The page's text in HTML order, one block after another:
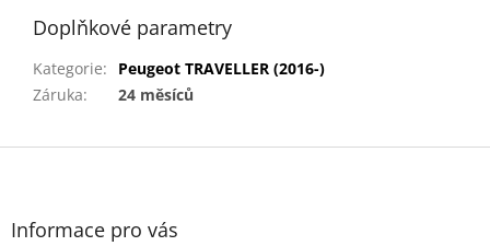
Doplňkové parametry
Kategorie:
Peugeot TRAVELLER (2016-)
Záruka: 24 měsíců
Z
Informace pro vás